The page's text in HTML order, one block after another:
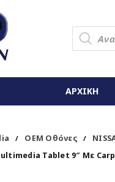
ΑΡΧΙΚΗ
/ OEM Οθόνες /
Tablet 9″ Με